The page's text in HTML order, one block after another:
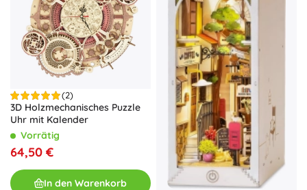
(2)
3D Holzmechanisches Puzzle
Uhr mit Kalender
Vorrätig
64,50 €
In den Warenkorb